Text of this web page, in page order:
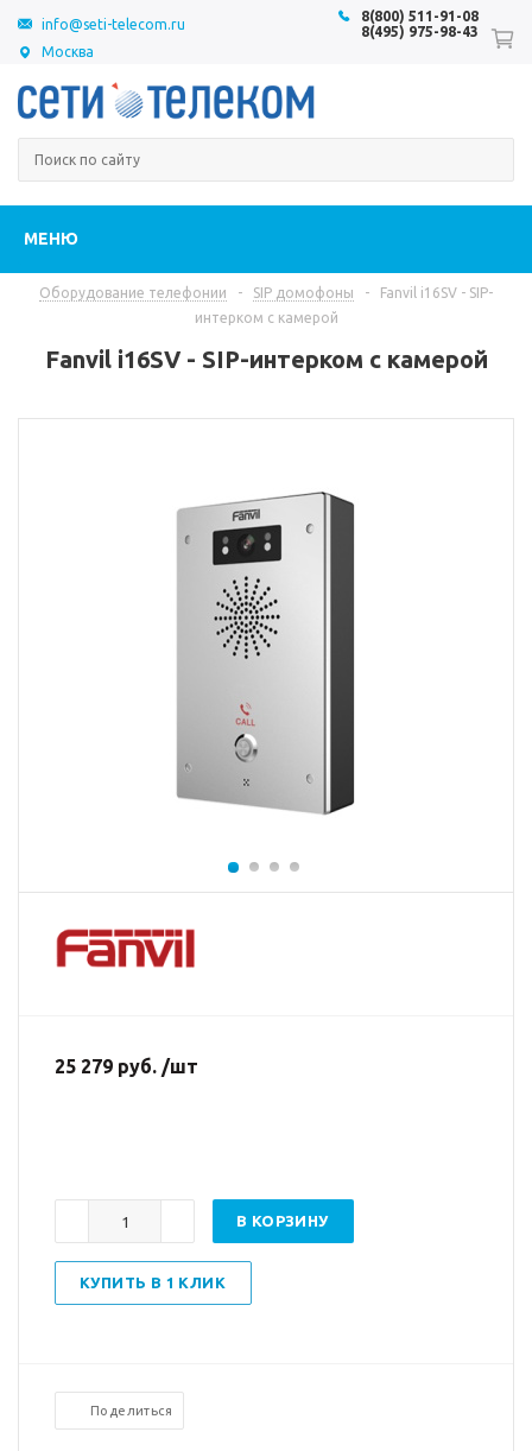
Москва
8(800) 511-91-08
8(495) 975-98-43
info@seti-telecom.ru
МЕНЮ
Оборудование телефонии - SIP домофоны -
Fanvil i16SV - SIP-
интерком с камерой
Fanvil i16SV - SIP-интерком с камерой
25 279 руб. /шт
В КОРЗИНУ
КУПИТЬ В 1 КЛИК
Поделиться